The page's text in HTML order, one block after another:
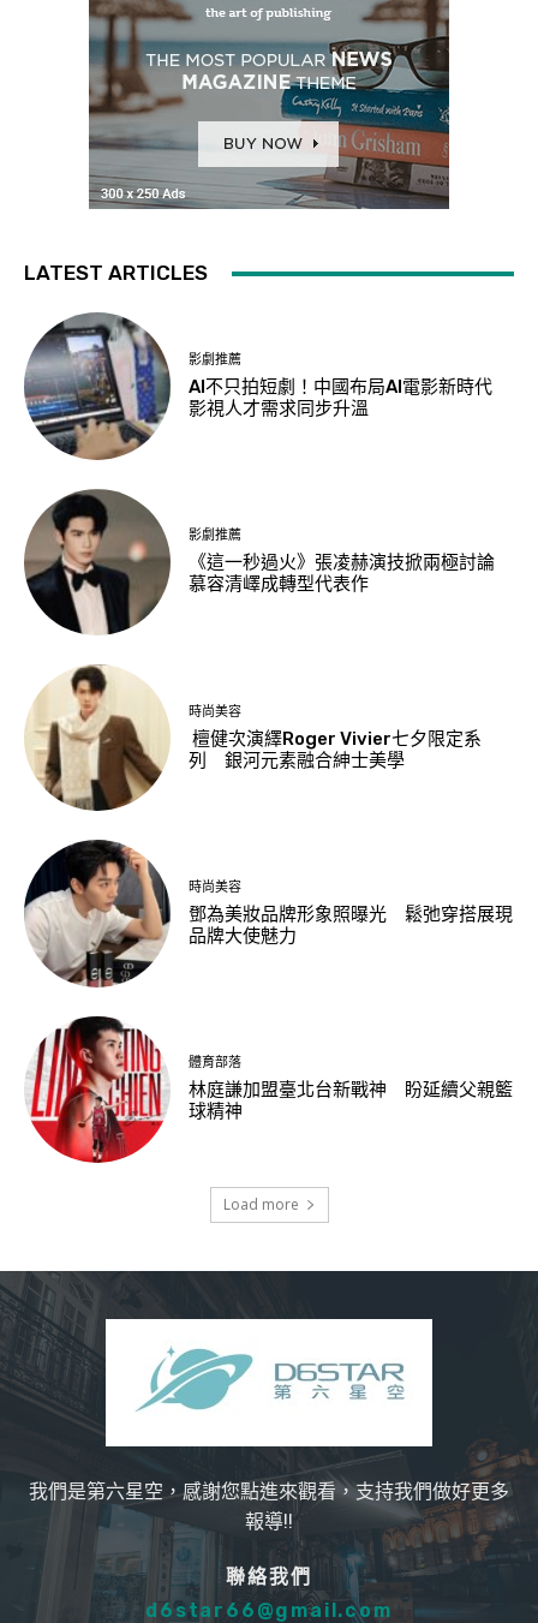
LATEST ARTICLES
影劇推薦
AI不只拍短劇！中國布局AI電影新時代
影視人才需求同步升溫
影劇推薦
《這一秒過火》張凌赫演技掀兩極討論
慕容清嶧成轉型代表作
時尚美容
檀健次演繹Roger Vivier七夕限定系
列 銀河元素融合紳士美學
時尚美容
鄧為美妝品牌形象照曝光 鬆弛穿搭展現
品牌大使魅力
體育部落
林庭謙加盟臺北台新戰神 盼延續父親籃
球精神
Load more
我們是第六星空，感謝您點進來觀看，支持我們做好更多
報導!!
聯絡我們
d6star66@gmail.com